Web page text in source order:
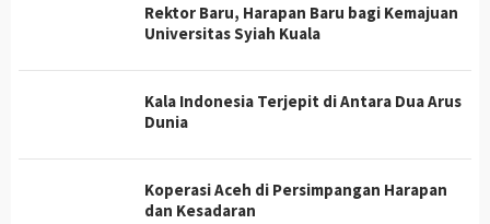
Rektor Baru, Harapan Baru bagi Kemajuan
Universitas Syiah Kuala
Kala Indonesia Terjepit di Antara Dua Arus
Dunia
Koperasi Aceh di Persimpangan Harapan
dan Kesadaran